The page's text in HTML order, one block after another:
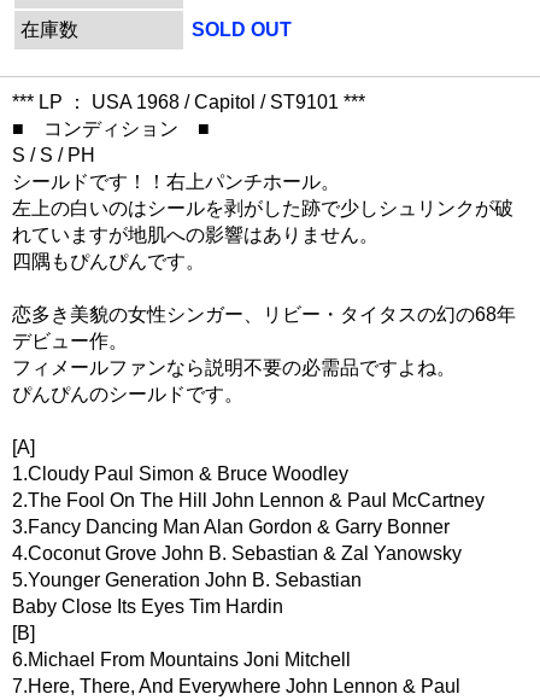
在庫数
SOLD OUT
*** LP ： USA 1968 / Capitol / ST9101 ***
■ コンディション ■
S / S / PH
シールドです！！右上パンチホール。
左上の白いのはシールを剥がした跡で少しシュリンクが破
れていますが地肌への影響はありません。
四隅もぴんぴんです。
恋多き美貌の女性シンガー、リビー・タイタスの幻の68年
デビュー作。
フィメールファンなら説明不要の必需品ですよね。
ぴんぴんのシールドです。
[A]
1.Cloudy Paul Simon & Bruce Woodley
2.The Fool On The Hill John Lennon & Paul McCartney
3.Fancy Dancing Man Alan Gordon & Garry Bonner
4.Coconut Grove John B. Sebastian & Zal Yanowsky
5.Younger Generation John B. Sebastian
Baby Close Its Eyes Tim Hardin
[B]
6.Michael From Mountains Joni Mitchell
7.Here, There, And Everywhere John Lennon & Paul